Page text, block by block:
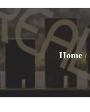
Home